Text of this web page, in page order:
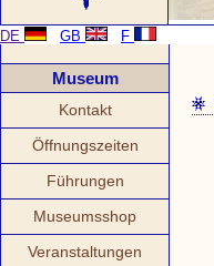
DE GB F
Museum
Kontakt
Öffnungszeiten
Führungen
Museumsshop
Veranstaltungen